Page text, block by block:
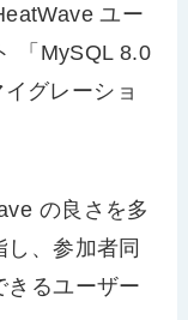
ユー
「 MySQL 8.0
イグレーショ
の良さを多
、参加者同
きるユーザー